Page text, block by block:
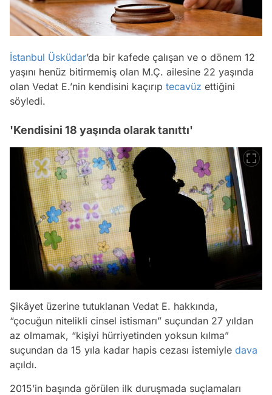
İstanbul Üsküdar’da bir kafede çalışan ve o dönem 12
yaşını henüz bitirmemiş olan M.Ç. ailesine 22 yaşında
olan Vedat E.’nin kendisini kaçırıp tecavüz ettiğini
söyledi.
'Kendisini 18 yaşında olarak tanıttı'
Şikâyet üzerine tutuklanan Vedat E. hakkında,
“çocuğun nitelikli cinsel istismarı” suçundan 27 yıldan
az olmamak, “kişiyi hürriyetinden yoksun kılma”
suçundan da 15 yıla kadar hapis cezası istemiyle dava
açıldı.
2015’in başında görülen ilk duruşmada suçlamaları